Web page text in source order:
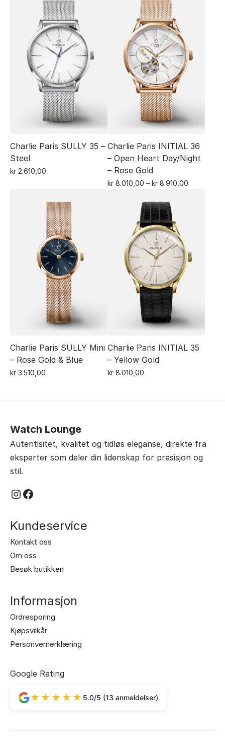
Charlie Paris SULLY 35 –
Steel
kr 2.610,00
varianter.
Alternativene
produktsiden
Charlie Paris INITIAL 36
– Open Heart Day/Night
– Rose Gold
kr 8.010,00 – kr 8.910,00
produktet
varianter.
Alternativene
produktsiden
Charlie Paris SULLY Mini
– Rose Gold & Blue
kr 3.510,00
Charlie Paris INITIAL 35
– Yellow Gold
kr 8.010,00
Watch Lounge
Autentisitet, kvalitet og tidløs eleganse, direkte fra
eksperter som deler din lidenskap for presisjon og
stil.
Instagram
Facebook
Kundeservice
Kontakt oss
Om oss
Besøk butikken
Informasjon
Ordresporing
Kjøpsvilkår
Personvernerklæring
Google Rating
★★★★★ 5.0/5 (13 anmeldelser)